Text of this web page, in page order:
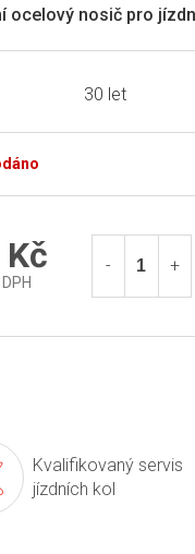
30 let
ocelový nosič pro
Kvalifikovaný servis
jízdních kol